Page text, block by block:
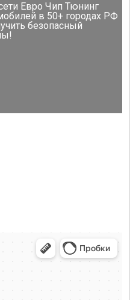
Евро Чип Тюнинг
в 50+ городах РФ
безопасный